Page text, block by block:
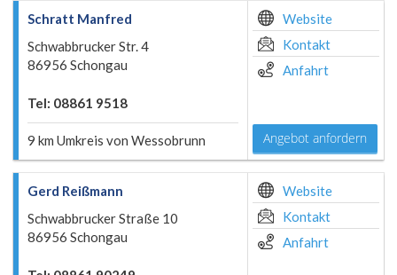
Schratt Manfred
Schwabbrucker Str. 4
86956 Schongau
Tel: 08861 9518
9 km Umkreis von Wessobrunn
Website
Kontakt
Anfahrt
Angebot anfordern
Gerd Reißmann
Schwabbrucker Straße 10
86956 Schongau
Website
Kontakt
Anfahrt